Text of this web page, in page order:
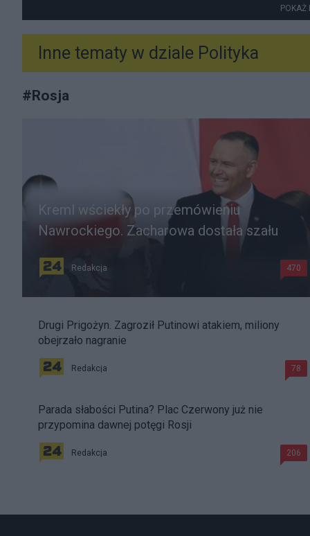
POKAŻ
Inne tematy w dziale Polityka
#Rosja
Kreml wściekły po przemówieniu
Nawrockiego. Zacharowa dostała szału
Redakcja 470
Drugi Prigożyn. Zagroził Putinowi atakiem, miliony
obejrzało nagranie
Redakcja 78
Parada słabości Putina? Plac Czerwony już nie
przypomina dawnej potęgi Rosji
Redakcja 206